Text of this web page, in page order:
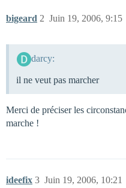
bigeard Juin 19, 2006, 9:15
2
darcy:
il ne veut pas marcher
Merci de préciser les
marche !
ideefix Juin 19, 2006, 10:21
3